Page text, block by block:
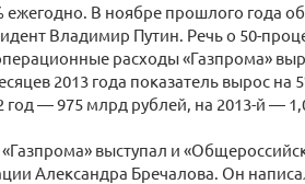
ежегодно. В ноябре прошлого года
Владимир Путин. Речь о 50-
расходы «Газпрома»
2013 года показатель вырос
год — 975 млрд рублей, на 2013-й —
выступал и
Александра Бречалова. Он